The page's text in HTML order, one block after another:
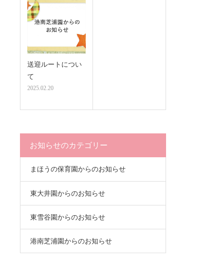
送迎ルートについ
て
2025.02.20
お知らせのカテゴリー
まほうの保育園からのお知らせ
東大井園からのお知らせ
東雪谷園からのお知らせ
港南芝浦園からのお知らせ